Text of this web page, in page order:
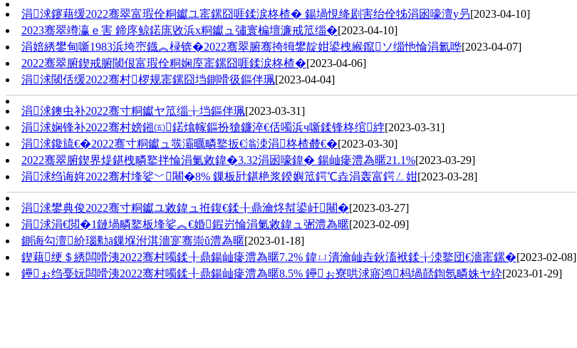
涓浗鑳藉缓2022骞翠富瑕佺粡钀ユ寚鏍囧啀鍒涙柊楂� 鍚堝悓绛剧害绐佺牬涓囦嚎澶у叧[2023-04-10]
2023骞翠竴瀛ｅ害 鍗庝鲸鍩庣敓浜х粡钀ュ彇寰楄壇濂戒笟缁�[2023-04-10]
涓婄綉鐢甸噺1983浜垮崈鐡︽椂锛�2022骞翠腑骞挎牳鐢靛姏鍙栧緱鑹ソ缁忚惀涓氱哗[2023-04-07]
2022骞翠腑鍥戒腑閾佷富瑕佺粡娴庢寚鏍囧啀鍒涙柊楂�[2023-04-06]
涓浗閾佸缓2022骞村椤规寚鏍囧垱鍘嗗彶鏂伴珮[2023-04-04]
涓浗鐭虫补2022骞寸粡钀ヤ笟缁╁垱鏂伴珮[2023-03-31]
涓浗娴锋补2022骞村嫎鎺㈤鍩熻幏鏂扮獊鐮淬€佸噣浜ч噺鍒锋柊绾綍[2023-03-31]
涓浗鑱旈€�2022骞寸粡钀ュ彂灞曞疄鐜扳€滃洓涓柊楂樷€�[2023-03-30]
2022骞翠腑鍥界煶鍖栧疄鐜拌惀涓氭敹鍏�3.32涓囦嚎鍏� 鍚屾瘮澧為暱21.1%[2023-03-29]
涓浗绉诲姩2022骞村埄娑﹀闀�8% 鏁板瓧鍖栬浆鍨嬩笟鍔℃垚涓轰富鍔ㄥ姏[2023-03-28]
涓浗鐢典俊2022骞寸粡钀ユ敹鍏ュ拰鍑€鍒╂鼎瀹炵幇鍙屽闀�[2023-03-27]
涓浗涓€閲�1鏈堝疄鐜板埄娑︽€婚鍜岃惀涓氭敹鍏ュ弻澧為暱[2023-02-09]
鍘诲勾澶紒瑙勬ā鏁堢泭淇濇寔骞崇ǔ澧為暱[2023-01-18]
鍥藉绠＄綉闆嗗洟2022骞村噣鍒╂鼎鍚屾瘮澧為暱7.2% 鍏ㄩ潰瀹屾垚鈥滀袱鍒╁洓鐜団€濇寚鏍�[2023-02-08]
鑸ぉ绉戞妧闆嗗洟2022骞村噣鍒╂鼎鍚屾瘮澧為暱8.5% 鑸ぉ寮哄浗寤鸿杩堝嚭鍧氬疄姝ヤ紣[2023-01-29]